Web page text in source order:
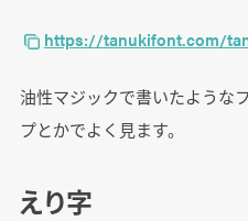
https://tanukifont.com/
油性マジックで書いたような
プとかでよく見ます。
えり字